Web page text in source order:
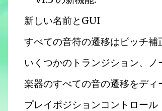
新しい名前とGUI
すべての音符の遷移はピッチ補
いくつかのトランジション、
楽器のすべての音の遷移をデ
プレイポジションコントロール